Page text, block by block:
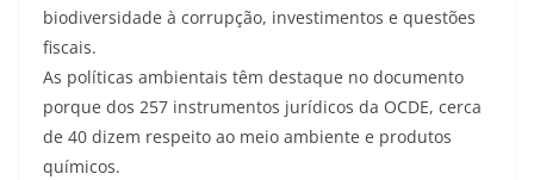
biodiversidade à corrupção, investimentos e questões
fiscais.
As políticas ambientais têm destaque no documento
porque dos 257 instrumentos jurídicos da OCDE, cerca
de 40 dizem respeito ao meio ambiente e produtos
químicos.